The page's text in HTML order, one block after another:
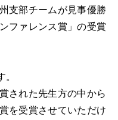
0001
30
支部チームが見事優勝
ファレンス賞」の受賞
された先生方の中から
を受賞させていただけ